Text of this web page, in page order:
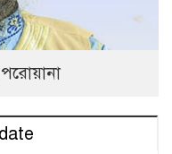
পরোয়ানা